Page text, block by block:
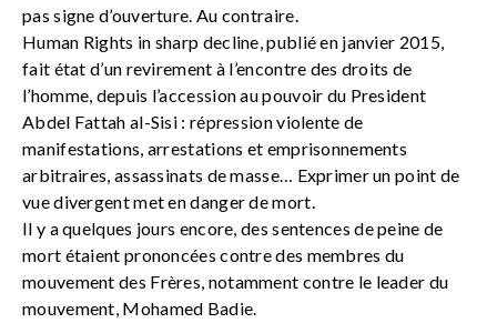
pas signe d’ouverture. Au contraire.
Human Rights in sharp decline, publié en janvier 2015,
fait état d’un revirement à l’encontre des droits de
l’homme, depuis l’accession au pouvoir du President
Abdel Fattah al-Sisi : répression violente de
manifestations, arrestations et emprisonnements
arbitraires, assassinats de masse… Exprimer un point de
vue divergent met en danger de mort.
Il y a quelques jours encore, des sentences de peine de
mort étaient prononcées contre des membres du
mouvement des Frères, notamment contre le leader du
mouvement, Mohamed Badie.